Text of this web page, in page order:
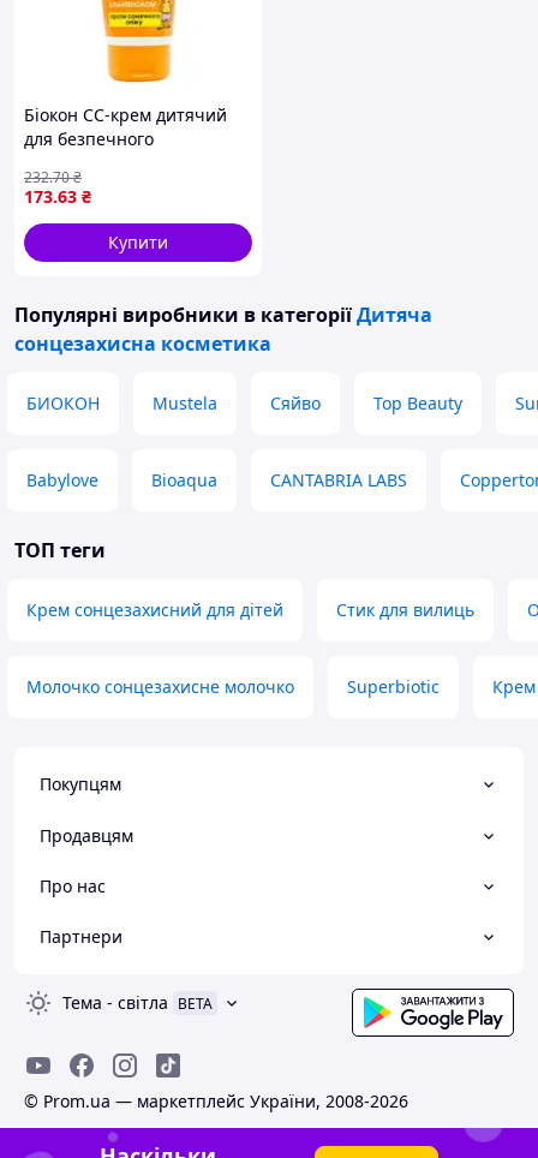
Біокон СС-крем дитячий
для безпечного
173.63 ₴
232.70₴
Купити
Популярні виробники в категоріїДитяча
сонцезахисна косметика
БИОКОН Mustela Сяйво Top Beauty
Babylove Bioaqua CANTABRIA LABS
ТОП теги
Крем сонцезахисний для дітей Стик для вилиць
Молочко сонцезахисне молочко Superbiotic
Покупцям
Продавцям
Про нас
Партнери
Тема - світла BETA
© Prom.ua — маркетплейс України, 2008-2026